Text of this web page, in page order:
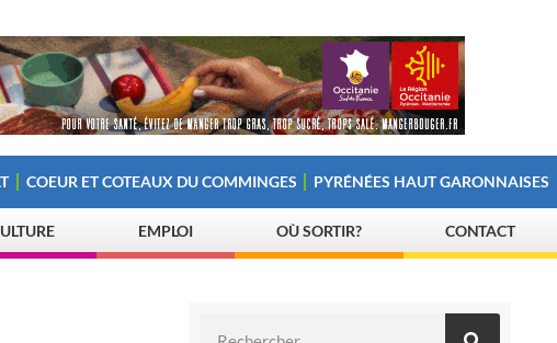
COEUR ET COTEAUX DU COMMINGES PYRÉNÉES HAUT GARONNAISES
EMPLOI OÙ SORTIR? CONTACT